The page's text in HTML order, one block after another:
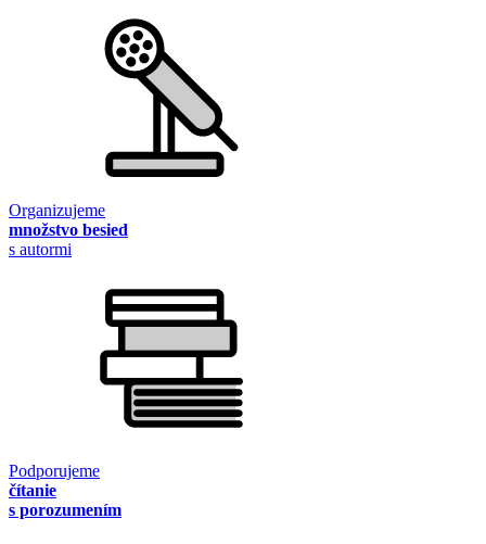
Organizujeme
množstvo besied
s autormi
Podporujeme
čítanie
s porozumením